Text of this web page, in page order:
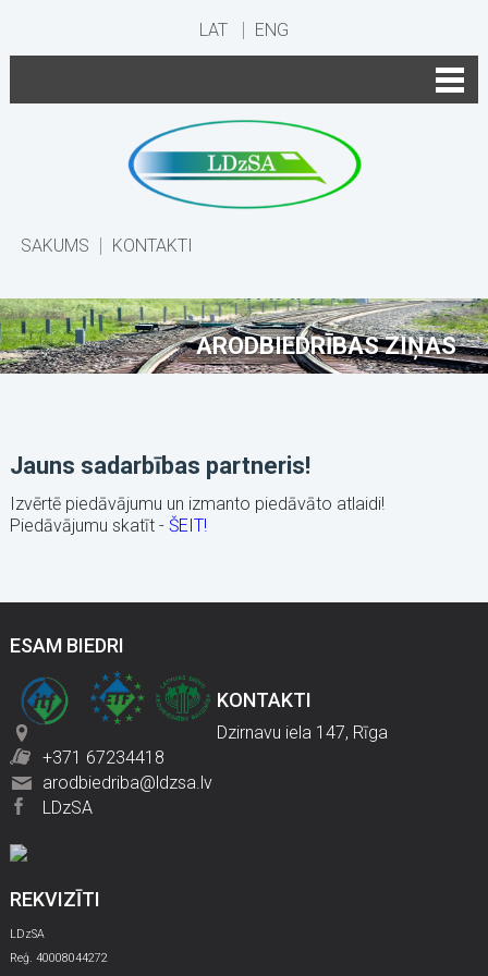
LAT ENG
SĀKUMS KONTAKTI
ARODBIEDRĪBAS ZIŅAS
Jauns sadarbības partneris!
Izvērtē piedāvājumu un izmanto piedāvāto atlaidi!
Piedāvājumu skatīt - ŠEIT!
ESAM BIEDRI
KONTAKTI
Dzirnavu iela 147, Rīga
+371 67234418
arodbiedriba@ldzsa.lv
LDzSA
REKVIZĪTI
LDzSA
Reģ. 40008044272